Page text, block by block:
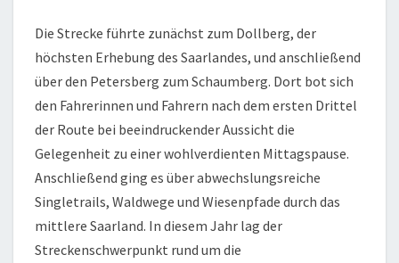
Die Strecke führte zunächst zum Dollberg, der
höchsten Erhebung des Saarlandes, und anschließend
über den Petersberg zum Schaumberg. Dort bot sich
den Fahrerinnen und Fahrern nach dem ersten Drittel
der Route bei beeindruckender Aussicht die
Gelegenheit zu einer wohlverdienten Mittagspause.
Anschließend ging es über abwechslungsreiche
Singletrails, Waldwege und Wiesenpfade durch das
mittlere Saarland. In diesem Jahr lag der
Streckenschwerpunkt rund um die